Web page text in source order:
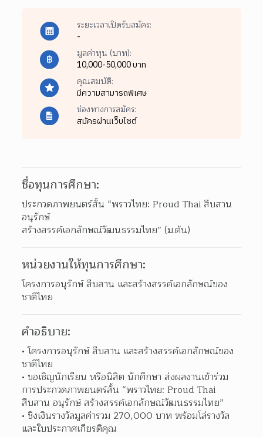
ระยะเวลาเปิดรับสมัคร:
-
มูลค่าทุน (บาท):
10,000-50,000 บาท
คุณสมบัติ:
มีความสามารถพิเศษ
ช่องทางการสมัคร:
สมัครผ่านเว็บไซต์
ชื่อทุนการศึกษา:
ประกวดภาพยนตร์สั้น “พราวไทย: Proud Thai สืบสาน
อนุรักษ์
สร้างสรรค์เอกลักษณ์วัฒนธรรมไทย” (ม.ต้น)
หน่วยงานให้ทุนการศึกษา:
โครงการอนุรักษ์ สืบสาน และสร้างสรรค์เอกลักษณ์ของ
ชาติไทย
คำอธิบาย:
โครงการอนุรักษ์ สืบสาน และสร้างสรรค์เอกลักษณ์ของ
ชาติไทย
ขอเชิญนักเรียน หรือนิสิต นักศึกษา ส่งผลงานเข้าร่วม
การประกวดภาพยนตร์สั้น “พราวไทย: Proud Thai
สืบสาน อนุรักษ์ สร้างสรรค์เอกลักษณ์วัฒนธรรมไทย”
ชิงเงินรางวัลมูลค่ารวม 270,000 บาท พร้อมโล่รางวัล
และใบประกาศเกียรติคุณ